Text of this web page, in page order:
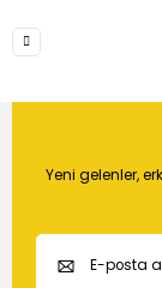
Yeni gelenler,